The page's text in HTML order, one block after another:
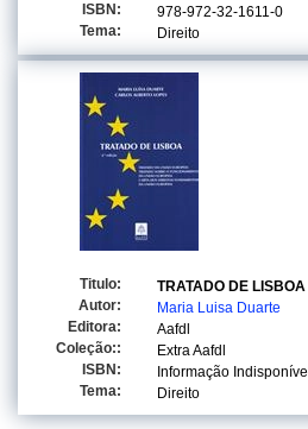
ISBN:
978-972-32-1611-0
Tema:
Direito
Titulo:
TRATADO DE LISBOA
Autor:
Maria Luisa Duarte
Editora:
Aafdl
Coleção::
Extra Aafdl
ISBN:
Informação Indisponível
Tema:
Direito